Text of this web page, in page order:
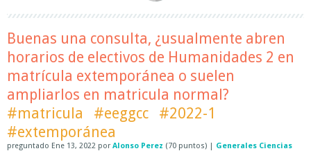
Buenas una consulta, ¿usualmente abren
horarios de electivos de Humanidades 2 en
matrícula extemporánea o suelen
ampliarlos en matricula normal?
#matricula
#eeggcc
#2022-1
#extemporánea
preguntado Ene 13, 2022 por Alonso Perez (70 puntos) | Generales Ciencias